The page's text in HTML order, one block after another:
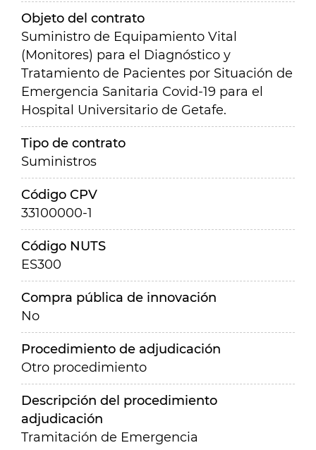
Objeto del contrato
Suministro de Equipamiento Vital
(Monitores) para el Diagnóstico y
Tratamiento de Pacientes por Situación de
Emergencia Sanitaria Covid-19 para el
Hospital Universitario de Getafe.
Tipo de contrato
Suministros
Código CPV
33100000-1
Código NUTS
ES300
Compra pública de innovación
No
Procedimiento de adjudicación
Otro procedimiento
Descripción del procedimiento
adjudicación
Tramitación de Emergencia